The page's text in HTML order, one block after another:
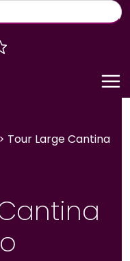
Tour Large Cantina